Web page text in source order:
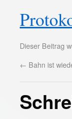
Dieser Beitrag
← Bahn ist